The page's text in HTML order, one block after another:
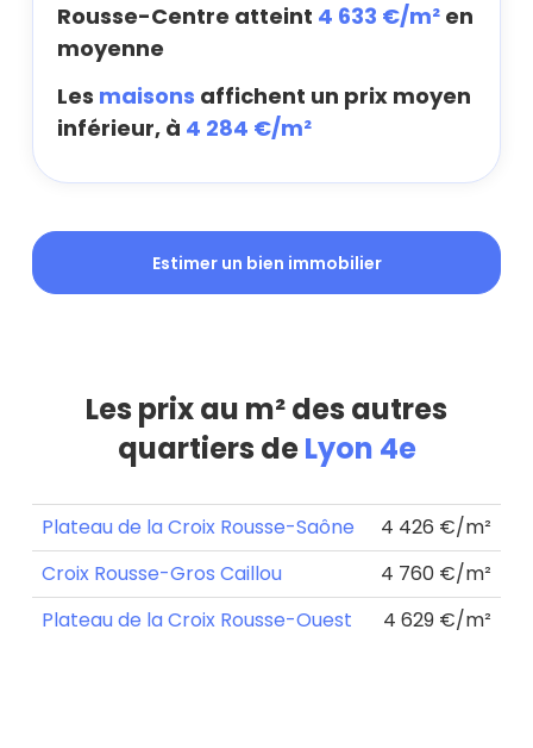
Rousse-Centre atteint 4 633 €/m² en
moyenne
Les maisons affichent un prix moyen
inférieur, à 4 284 €/m²
Estimer un bien immobilier
Les prix au m² des autres
quartiers deLyon 4e
Plateau de la Croix Rousse-Saône
4 426 €/m²
Croix Rousse-Gros Caillou
4 760 €/m²
Plateau de la Croix Rousse-Ouest
4 629 €/m²